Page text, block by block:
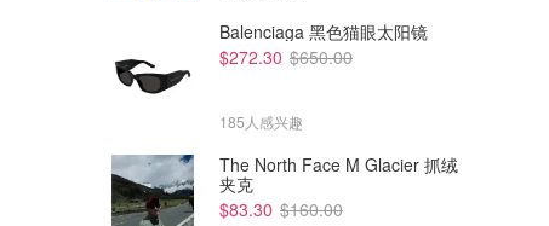
Balenciaga 黑色猫眼太阳镜
$272.30 $650.00
185人感兴趣
The North Face M Glacier 抓绒
夹克
$83.30 $160.00